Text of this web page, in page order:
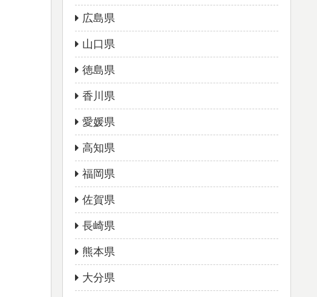
広島県
山口県
徳島県
香川県
愛媛県
高知県
福岡県
佐賀県
長崎県
熊本県
大分県